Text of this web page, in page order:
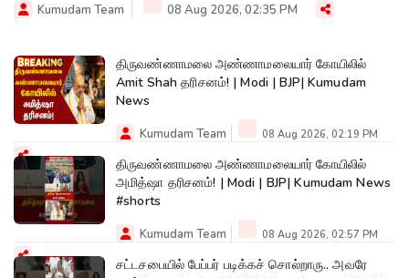
Kumudam Team 08 Aug 2026, 02:35 PM
திருவண்ணாமலை அண்ணாமலையார் கோயிலில்
Amit Shah தரிசனம்! | Modi | BJP| Kumudam
News
Kumudam Team 08 Aug 2026, 02:19 PM
திருவண்ணாமலை அண்ணாமலையார் கோயிலில்
அமித்ஷா தரிசனம்! | Modi | BJP| Kumudam News
#shorts
Kumudam Team 08 Aug 2026, 02:57 PM
சட்டசபையில் பேப்பர் படிக்கச் சொல்றாரு.. அவரே